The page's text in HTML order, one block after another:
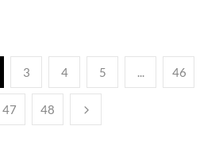
3 4 5 ... 46
47 48